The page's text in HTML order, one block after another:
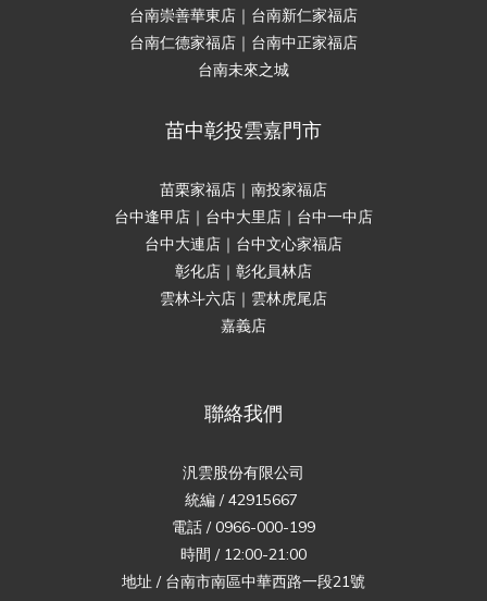
台南崇善華東店｜台南新仁家福店
台南仁德家福店｜台南中正家福店
台南未來之城
苗中彰投雲嘉門市
苗栗家福店｜南投家福店
台中逢甲店｜台中大里店｜台中一中店
台中大連店｜台中文心家福店
彰化店｜彰化員林店
雲林斗六店｜雲林虎尾店
嘉義店
聯絡我們
汎雲股份有限公司
統編 / 42915667
電話 / 0966-000-199
時間 / 12:00-21:00
地址 / 台南市南區中華西路一段21號